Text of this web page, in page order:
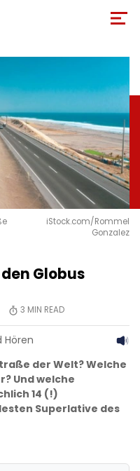
iStock.com/Rommel
Gonzalez
Globus
3 MIN READ
Hören
der Welt? Welche
Und welche
14 (!)
Superlative des